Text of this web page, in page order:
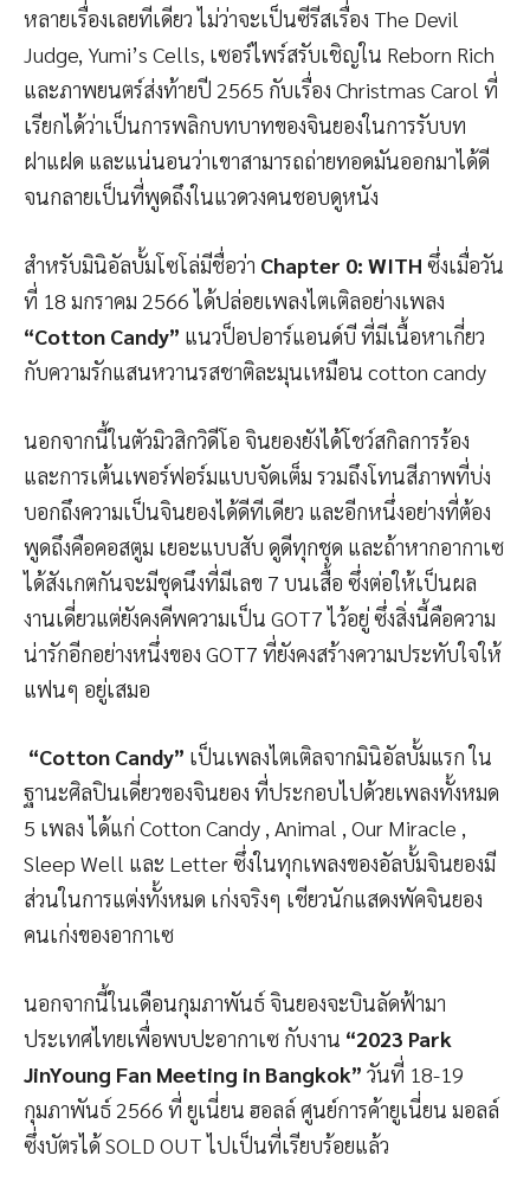
หลายเรื่องเลยทีเดียว ไม่ว่าจะเป็นซีรีสเรื่อง The Devil
Judge, Yumi’s Cells, เซอร์ไพร์สรับเชิญใน Reborn Rich
และภาพยนตร์ส่งท้ายปี 2565 กับเรื่อง Christmas Carol ที่
เรียกได้ว่าเป็นการพลิกบทบาทของจินยองในการรับบท
ฝาแฝด และแน่นอนว่าเขาสามารถถ่ายทอดมันออกมาได้ดี
จนกลายเป็นที่พูดถึงในแวดวงคนชอบดูหนัง
สำหรับมินิอัลบั้มโซโล่มีชื่อว่า Chapter 0: WITH ซึ่งเมื่อวัน
ที่ 18 มกราคม 2566 ได้ปล่อยเพลงไตเติลอย่างเพลง
“Cotton Candy” แนวป็อปอาร์แอนด์บี ที่มีเนื้อหาเกี่ยว
กับความรักแสนหวานรสชาติละมุนเหมือน cotton candy
นอกจากนี้ในตัวมิวสิกวิดีโอ จินยองยังได้โชว์สกิลการร้อง
และการเต้นเพอร์ฟอร์มแบบจัดเต็ม รวมถึงโทนสีภาพที่บ่ง
บอกถึงความเป็นจินยองได้ดีทีเดียว และอีกหนึ่งอย่างที่ต้อง
พูดถึงคือคอสตูม เยอะแบบสับ ดูดีทุกชุด และถ้าหากอากาเซ
ได้สังเกตกันจะมีชุดนึงที่มีเลข 7 บนเสื้อ ซึ่งต่อให้เป็นผล
งานเดี่ยวแต่ยังคงคีพความเป็น GOT7 ไว้อยู่ ซึ่งสิ่งนี้คือความ
น่ารักอีกอย่างหนึ่งของ GOT7 ที่ยังคงสร้างความประทับใจให้
แฟนๆ อยู่เสมอ
“Cotton Candy” เป็นเพลงไตเติลจากมินิอัลบั้มแรก ใน
ฐานะศิลปินเดี่ยวของจินยอง ที่ประกอบไปด้วยเพลงทั้งหมด
5 เพลง ได้แก่ Cotton Candy , Animal , Our Miracle ,
Sleep Well และ Letter ซึ่งในทุกเพลงของอัลบั้มจินยองมี
ส่วนในการแต่งทั้งหมด เก่งจริงๆ เชียวนักแสดงพัคจินยอง
คนเก่งของอากาเซ
นอกจากนี้ในเดือนกุมภาพันธ์ จินยองจะบินลัดฟ้ามา
ประเทศไทยเพื่อพบปะอากาเซ กับงาน “2023 Park
JinYoung Fan Meeting in Bangkok” วันที่ 18-19
กุมภาพันธ์ 2566 ที่ ยูเนี่ยน ฮอลล์ ศูนย์การค้ายูเนี่ยน มอลล์
ซึ่งบัตรได้ SOLD OUT ไปเป็นที่เรียบร้อยแล้ว